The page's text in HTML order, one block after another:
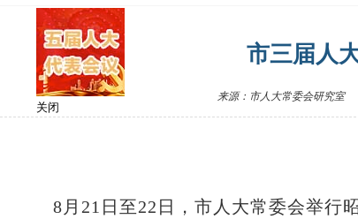
市三届人
来源：市人大常委会研究室
8月21日至22日，市人大常委会举行